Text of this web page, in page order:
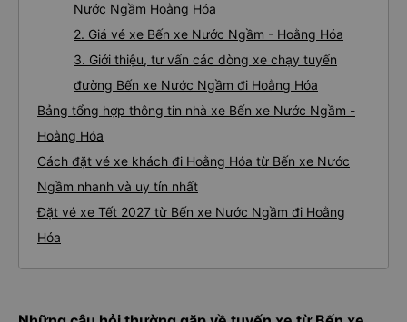
Nước Ngầm Hoằng Hóa
2. Giá vé xe Bến xe Nước Ngầm - Hoằng Hóa
3. Giới thiệu, tư vấn các dòng xe chạy tuyến
đường Bến xe Nước Ngầm đi Hoằng Hóa
Bảng tổng hợp thông tin nhà xe Bến xe Nước Ngầm -
Hoằng Hóa
Cách đặt vé xe khách đi Hoằng Hóa từ Bến xe Nước
Ngầm nhanh và uy tín nhất
Đặt vé xe Tết 2027 từ Bến xe Nước Ngầm đi Hoằng
Hóa